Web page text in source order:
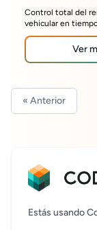
Control total del
vehicular en
Ver
« Anterior
Estás usando